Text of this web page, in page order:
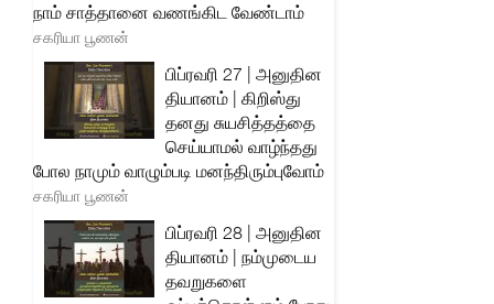
நாம் சாத்தானை வணங்கிட வேண்டாம்
சகரியா பூணன்
பிப்ரவரி 27 | அனுதின
தியானம் | கிறிஸ்து
தனது சுயசித்தத்தை
செய்யாமல் வாழ்ந்தது
போல நாமும் வாழும்படி மனந்திரும்புவோம்
சகரியா பூணன்
பிப்ரவரி 28 | அனுதின
தியானம் | நம்முடைய
தவறுகளை